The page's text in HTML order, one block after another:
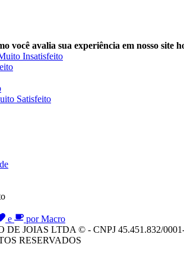
você avalia sua experiência em nosso site
Insatisfeito
Satisfeito
e
por Macro
DE JOIAS LTDA © - CNPJ 45.451.832/
RESERVADOS